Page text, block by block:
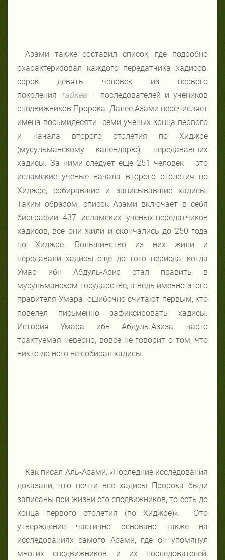
Азами также составил список, где подробно
охарактеризовал каждого передатчика хадисов:
сорок девять человек из первого
поколения табиев– последователей и учеников
сподвижников Пророка. Далее Азами перечисляет
имена восьмидесяти семи ученых конца первого
и начала второго столетия по Хиджре
(мусульманскому календарю), передававших
хадисы. За ними следует еще 251 человек – это
исламские ученые начала второго столетия по
Хиджре, собиравшие и записывавшие хадисы.
Таким образом, список Азами включает в себя
биографии 437 исламских ученых-передатчиков
хадисов, все они жили и скончались до 250 года
по Хиджре. Большинство из них жили и
передавали хадисы еще до того периода, когда
Умар ибн Абдуль-Азиз стал править в
мусульманском государстве, а ведь именно этого
правителя Умара ошибочно считают первым, кто
повелел письменно зафиксировать хадисы.
История Умара ибн Абдуль-Азиза, часто
трактуемая неверно, вовсе не говорит о том, что
никто до него не собирал хадисы.
Как писал Аль-Азами: «Последние исследования
доказали, что почти все хадисы Пророка были
записаны при жизни его сподвижников, то есть до
конца первого столетия (по Хиджре)». Это
утверждение частично основано также на
исследованиях самого Азами, где он упомянул
многих сподвижников и их последователей,